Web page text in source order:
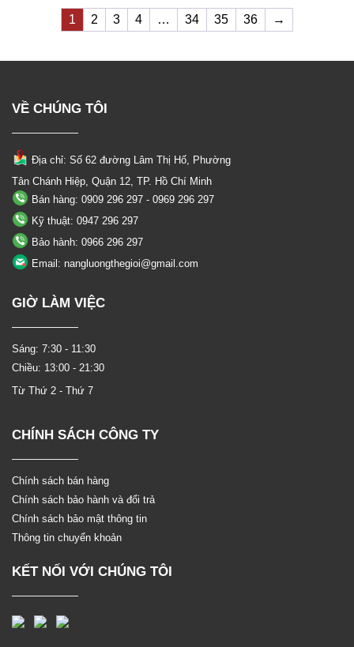
1 2 3 4 … 34 35 36 →
VỀ CHÚNG TÔI
Địa chỉ: Số 62 đường Lâm Thị Hố, Phường
Tân Chánh Hiệp, Quận 12, TP. Hồ Chí Minh
Bán hàng: 0909 296 297 - 0969 296 297
Kỹ thuật: 0947 296 297
Bảo hành: 0966 296 297
Email: nangluongthegioi@gmail.com
GIỜ LÀM VIỆC
Sáng: 7:30 - 11:30
Chiều: 13:00 - 21:30
Từ Thứ 2 - Thứ 7
CHÍNH SÁCH CÔNG TY
Chính sách bán hàng
Chính sách bảo hành và đổi trả
Chính sách bảo mật thông tin
Thông tin chuyển khoản
KẾT NỐI VỚI CHÚNG TÔI